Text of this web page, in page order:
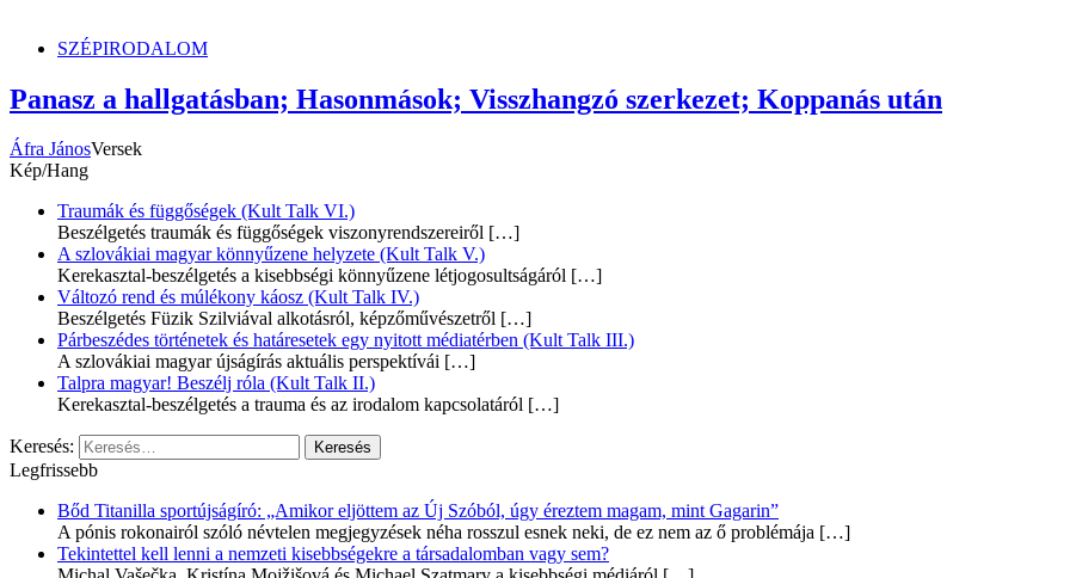
SZÉPIRODALOM
Panasz a hallgatásban; Hasonmások; Visszhangzó szerkezet; Koppanás után
Áfra JánosVersek
Kép/Hang
Traumák és függőségek (Kult Talk VI.)
Beszélgetés traumák és függőségek viszonyrendszereiről […]
A szlovákiai magyar könnyűzene helyzete (Kult Talk V.)
Kerekasztal-beszélgetés a kisebbségi könnyűzene létjogosultságáról […]
Változó rend és múlékony káosz (Kult Talk IV.)
Beszélgetés Füzik Szilviával alkotásról, képzőművészetről […]
Párbeszédes történetek és határesetek egy nyitott médiatérben (Kult Talk III.)
A szlovákiai magyar újságírás aktuális perspektívái […]
Talpra magyar! Beszélj róla (Kult Talk II.)
Kerekasztal-beszélgetés a trauma és az irodalom kapcsolatáról […]
Keresés:
Legfrissebb
Bőd Titanilla sportújságíró: „Amikor eljöttem az Új Szóból, úgy éreztem magam, mint Gagarin”
A pónis rokonairól szóló névtelen megjegyzések néha rosszul esnek neki, de ez nem az ő problémája […]
Tekintettel kell lenni a nemzeti kisebbségekre a társadalomban vagy sem?